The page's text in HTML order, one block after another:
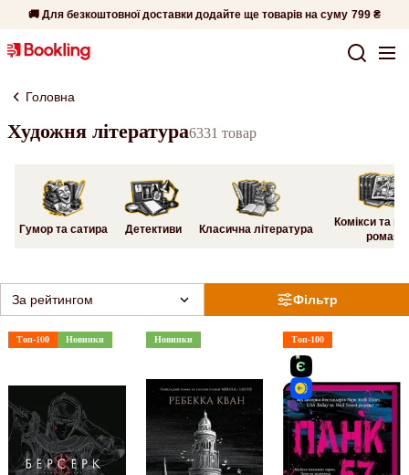
🚚 Для безкоштовної доставки додайте ще товарів на суму 799 ₴
Головна
Художня література6331 товар
Гумор та сатира Детективи Класична література
Комікси та
романи
Фільтр
За рейтингом
Топ-100 Новинки Новинки Топ-100